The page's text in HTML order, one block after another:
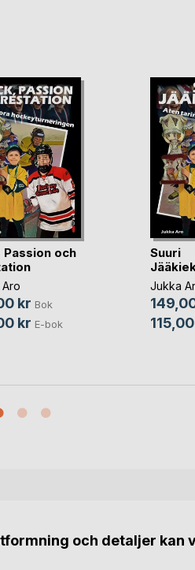
Passion och
kr Bok
kr E-bok
Suuri
Jukka
och detaljer kan